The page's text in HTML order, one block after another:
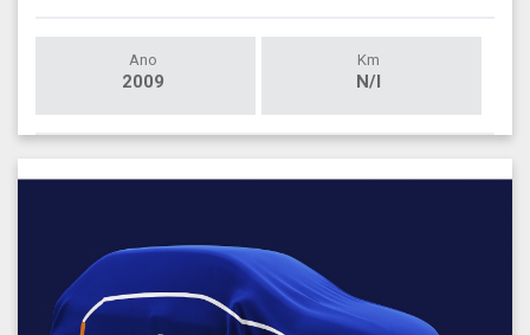
Ano
2009
Km
N/I